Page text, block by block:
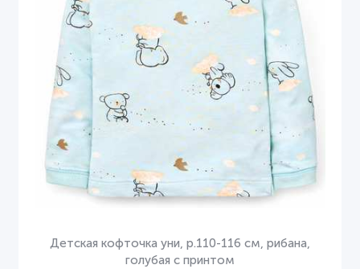
Детская кофточка уни, р.110-116 см, рибана,
голубая с принтом